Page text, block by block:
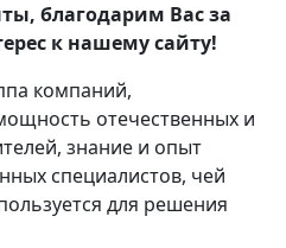
благодарим Вас за
к нашему сайту!
компаний,
отечественных и
знание и опыт
специалистов, чей
для решения